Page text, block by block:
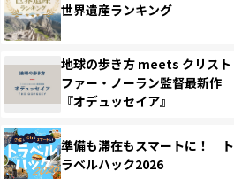
世界遺産ランキング
地球の歩き方 meets クリスト
ファー・ノーラン監督最新作
『オデュッセイア』
準備も滞在もスマートに！ ト
ラベルハック2026